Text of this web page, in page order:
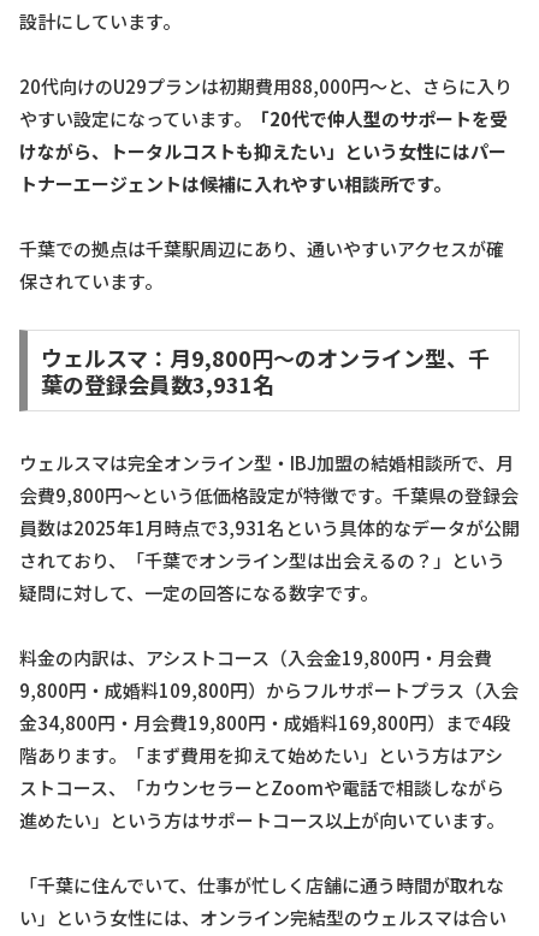
設計にしています。
20代向けのU29プランは初期費用88,000円〜と、さらに入り
やすい設定になっています。
「20代で仲人型のサポートを受
けながら、トータルコストも抑えたい」という女性にはパー
トナーエージェントは候補に入れやすい相談所です。
千葉での拠点は千葉駅周辺にあり、通いやすいアクセスが確
保されています。
ウェルスマ：月9,800円〜のオンライン型、千
葉の登録会員数3,931名
ウェルスマは完全オンライン型・IBJ加盟の結婚相談所で、月
会費9,800円〜という低価格設定が特徴です。千葉県の登録会
員数は2025年1月時点で3,931名という具体的なデータが公開
されており、「千葉でオンライン型は出会えるの？」という
疑問に対して、一定の回答になる数字です。
料金の内訳は、アシストコース（入会金19,800円・月会費
9,800円・成婚料109,800円）からフルサポートプラス（入会
金34,800円・月会費19,800円・成婚料169,800円）まで4段
階あります。「まず費用を抑えて始めたい」という方はアシ
ストコース、「カウンセラーとZoomや電話で相談しながら
進めたい」という方はサポートコース以上が向いています。
「千葉に住んでいて、仕事が忙しく店舗に通う時間が取れな
い」という女性には、オンライン完結型のウェルスマは合い